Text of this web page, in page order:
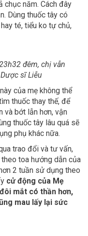
chục năm. Cách đây
Dùng thuốc tây có
té, tiểu ko tự chủ,
đêm, chị vẫn
sĩ Liễu
của mẹ không thể
thuốc thay thế, để
và bớt lẫn hơn, vận
thuốc tây lâu quá sẽ
phụ khác nữa.
trao đổi và tư vấn,
toa hướng dẫn của
2 tuần sử dụng theo
cử động của Mẹ
mắt có thần hơn,
mau lấy lại sức